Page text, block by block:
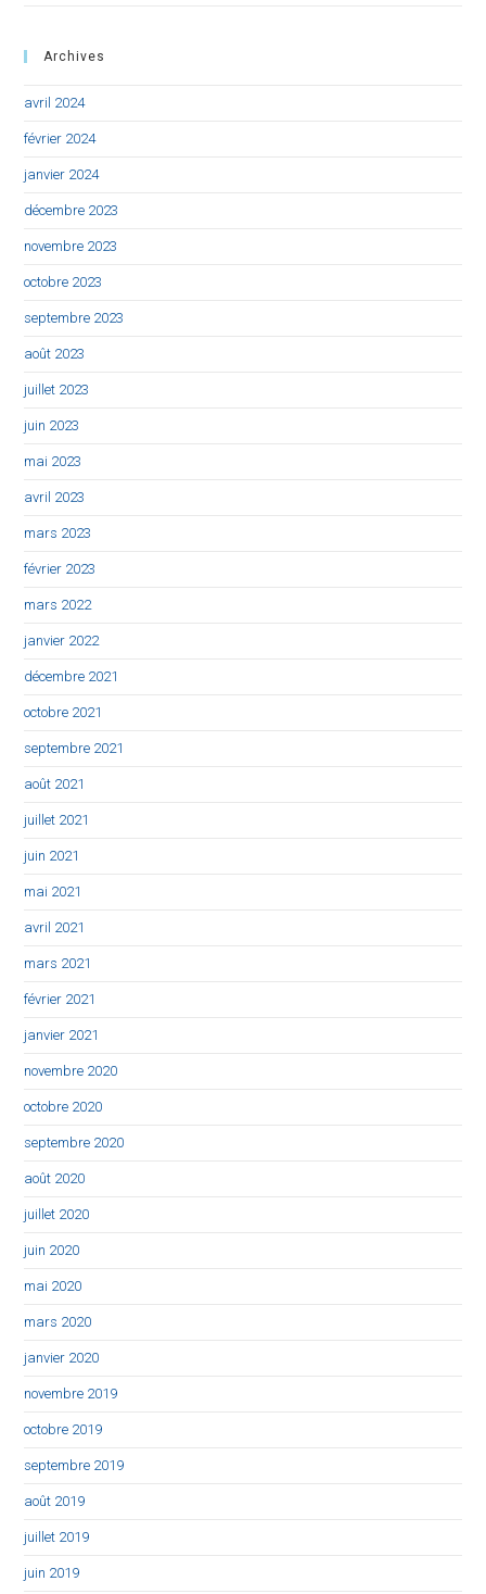
Archives
avril 2024
février 2024
janvier 2024
décembre 2023
novembre 2023
octobre 2023
septembre 2023
août 2023
juillet 2023
juin 2023
mai 2023
avril 2023
mars 2023
février 2023
mars 2022
janvier 2022
décembre 2021
octobre 2021
septembre 2021
août 2021
juillet 2021
juin 2021
mai 2021
avril 2021
mars 2021
février 2021
janvier 2021
novembre 2020
octobre 2020
septembre 2020
août 2020
juillet 2020
juin 2020
mai 2020
mars 2020
janvier 2020
novembre 2019
octobre 2019
septembre 2019
août 2019
juillet 2019
juin 2019